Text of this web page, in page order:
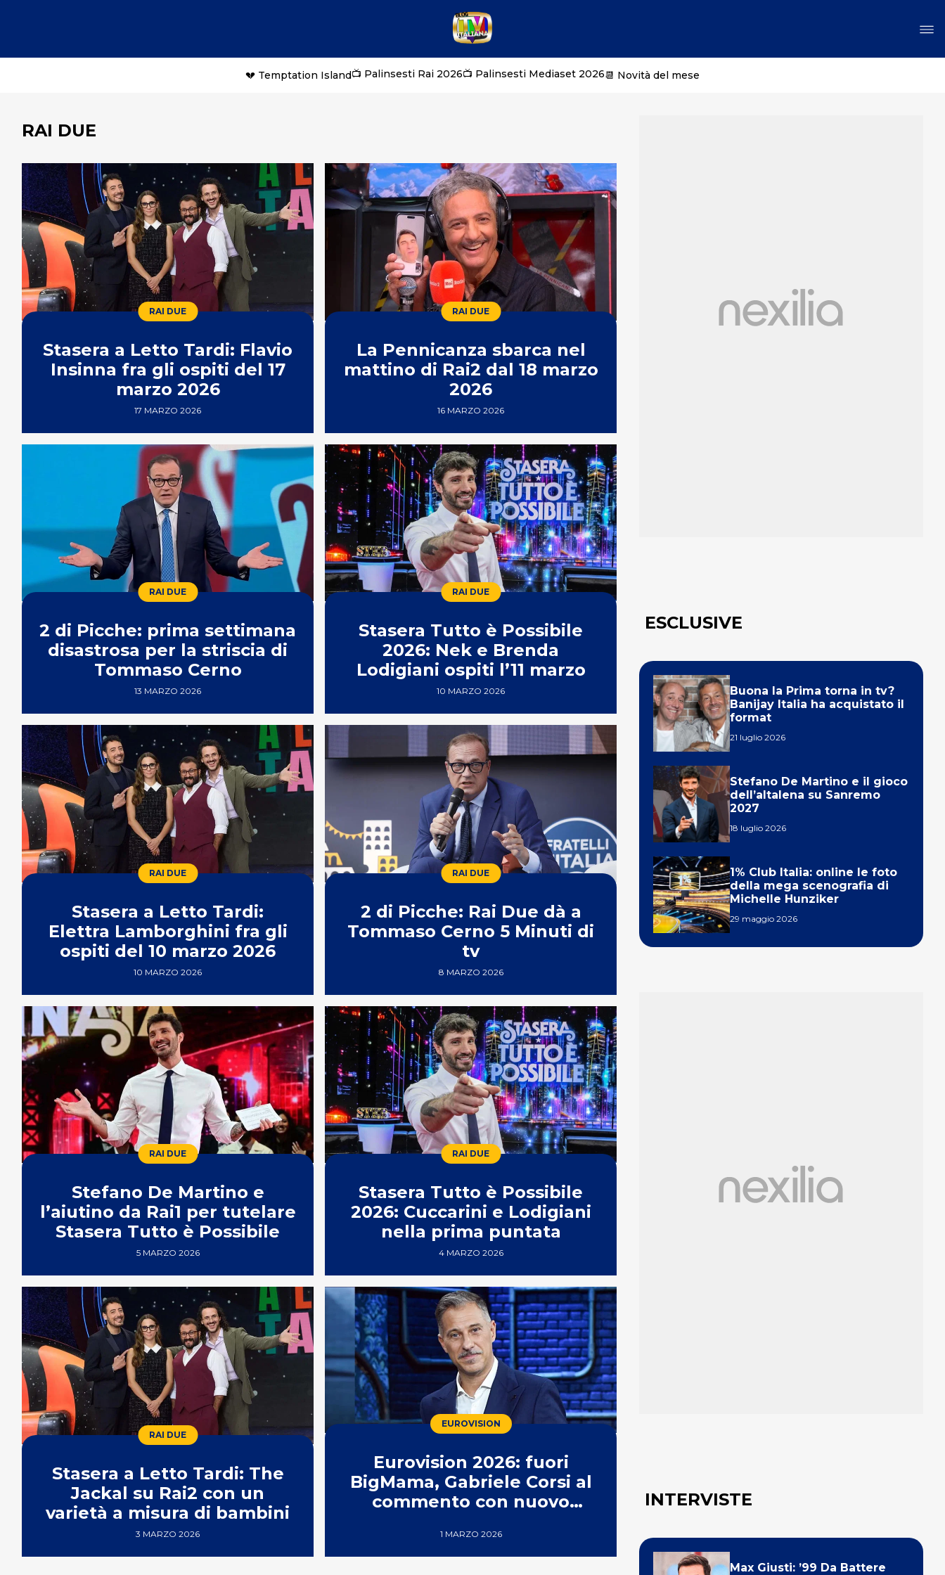
💔 Temptation Island📺 Palinsesti Rai 2026📺 Palinsesti Mediaset 2026📆 Novità del mese
RAI DUE
RAI DUE
Stasera a Letto Tardi: Flavio
Insinna fra gli ospiti del 17
marzo 2026
17 MARZO 2026
RAI DUE
La Pennicanza sbarca nel
mattino di Rai2 dal 18 marzo
2026
16 MARZO 2026
RAI DUE
2 di Picche: prima settimana
disastrosa per la striscia di
Tommaso Cerno
13 MARZO 2026
RAI DUE
Stasera Tutto è Possibile
2026: Nek e Brenda
Lodigiani ospiti l’11 marzo
10 MARZO 2026
RAI DUE
Stasera a Letto Tardi:
Elettra Lamborghini fra gli
ospiti del 10 marzo 2026
10 MARZO 2026
RAI DUE
2 di Picche: Rai Due dà a
Tommaso Cerno 5 Minuti di
tv
8 MARZO 2026
RAI DUE
Stefano De Martino e
l’aiutino da Rai1 per tutelare
Stasera Tutto è Possibile
5 MARZO 2026
RAI DUE
Stasera Tutto è Possibile
2026: Cuccarini e Lodigiani
nella prima puntata
4 MARZO 2026
RAI DUE
Stasera a Letto Tardi: The
Jackal su Rai2 con un
varietà a misura di bambini
3 MARZO 2026
EUROVISION
Eurovision 2026: fuori
BigMama, Gabriele Corsi al
commento con nuovo
1 MARZO 2026
ESCLUSIVE
Buona la Prima torna in tv?
Banijay Italia ha acquistato il
format
21 luglio 2026
Stefano De Martino e il gioco
dell’altalena su Sanremo
2027
18 luglio 2026
1% Club Italia: online le foto
della mega scenografia di
Michelle Hunziker
29 maggio 2026
INTERVISTE
Max Giusti: ’99 Da Battere